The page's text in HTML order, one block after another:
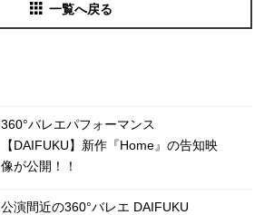
一覧へ戻る
360°バレエパフォーマンス
【DAIFUKU】新作『Home』の告知映
像が公開！！
公演間近の360°バレエ DAIFUKU